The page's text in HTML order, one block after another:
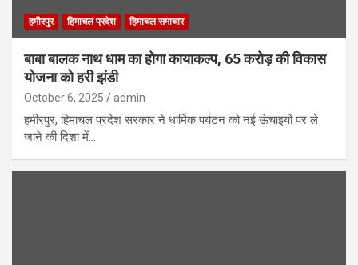
हमीरपुर हिमाचल प्रदेश हिमाचल समाचार
बाबा बालक नाथ धाम का होगा कायाकल्प, 65 करोड़ की विकास
योजना को हरी झंडी
October 6, 2025 admin
हमीरपुर, हिमाचल प्रदेश सरकार ने धार्मिक पर्यटन को नई ऊंचाइयों पर ले
जाने की दिशा में…